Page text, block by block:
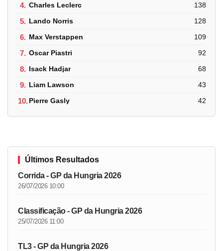
4. Charles Leclerc 138
5. Lando Norris 128
6. Max Verstappen 109
7. Oscar Piastri 92
8. Isack Hadjar 68
9. Liam Lawson 43
10.Pierre Gasly 42
Últimos Resultados
Corrida - GP da Hungria 2026
26/07/2026 10:00
Classificação - GP da Hungria 2026
25/07/2026 11:00
TL3 - GP da Hungria 2026